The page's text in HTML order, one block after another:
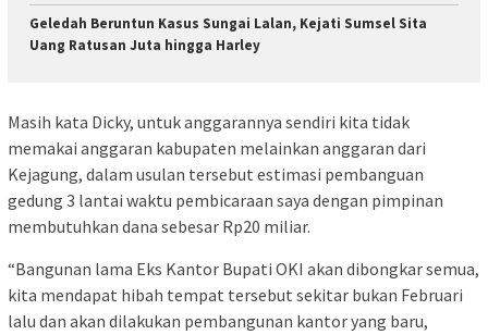
Geledah Beruntun Kasus Sungai Lalan, Kejati Sumsel Sita
Uang Ratusan Juta hingga Harley
Masih kata Dicky, untuk anggarannya sendiri kita tidak
memakai anggaran kabupaten melainkan anggaran dari
Kejagung, dalam usulan tersebut estimasi pembanguan
gedung 3 lantai waktu pembicaraan saya dengan pimpinan
membutuhkan dana sebesar Rp20 miliar.
“Bangunan lama Eks Kantor Bupati OKI akan dibongkar semua,
kita mendapat hibah tempat tersebut sekitar bukan Februari
lalu dan akan dilakukan pembangunan kantor yang baru,